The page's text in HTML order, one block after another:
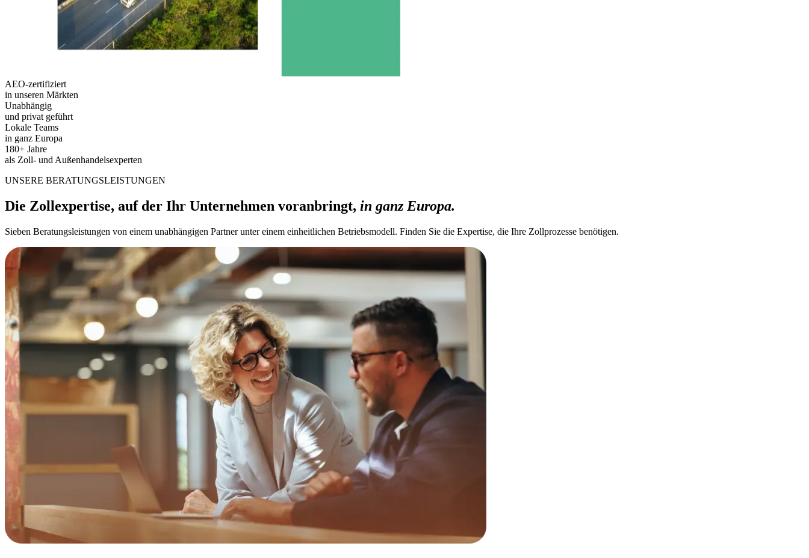
AEO-zertifiziert
in unseren Märkten
Unabhängig
und privat geführt
Lokale Teams
in ganz Europa
180+ Jahre
als Zoll- und Außenhandelsexperten
UNSERE BERATUNGSLEISTUNGEN
Die Zollexpertise, auf der Ihr Unternehmen voranbringt, in ganz Europa.
Sieben Beratungsleistungen von einem unabhängigen Partner unter einem einheitlichen Betriebsmodell. Finden Sie die Expertise, die Ihre Zollprozesse benötigen.